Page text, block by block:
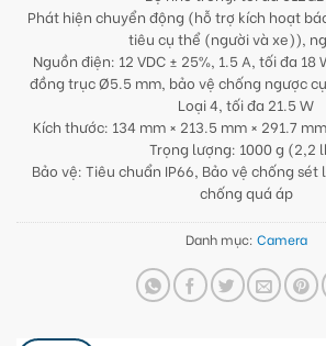
Phát hiện chuyển động (hỗ trợ kích hoạt
tiêu cụ thể (người và xe)),
Nguồn điện: 12 VDC ± 25%, 1.5 A, tối đa
đồng trục Ø5.5 mm, bảo vệ chống ngược
Loại 4, tối đa 21.5 W
Kích thước: 134 mm × 213.5 mm × 291.7
Trọng lượng: 1000 g (2,2
Bảo vệ: Tiêu chuẩn IP66, Bảo vệ chống
chống quá áp
Danh mục: Camera